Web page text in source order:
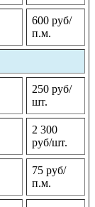
600 руб/
п.м.
250 руб/
шт.
2 300
руб/шт.
75 руб/
п.м.